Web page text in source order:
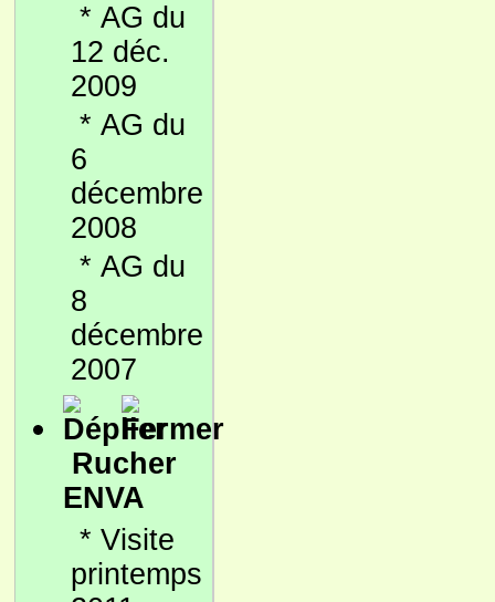
* AG du
12 déc.
2009
* AG du
6
décembre
2008
* AG du
8
décembre
2007
Rucher
ENVA
* Visite
printemps